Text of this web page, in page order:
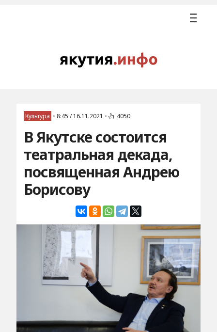
Культура • 8:45 / 16.11.2021 • 4050
В Якутске состоится
театральная декада,
посвященная Андрею
Борисову